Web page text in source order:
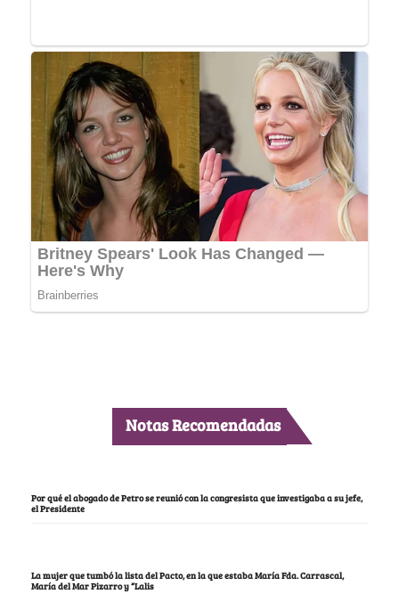
Notas Recomendadas
Por qué el abogado de Petro se reunió con la congresista que investigaba a su jefe,
el Presidente
La mujer que tumbó la lista del Pacto, en la que estaba María Fda. Carrascal,
María del Mar Pizarro y “Lalis